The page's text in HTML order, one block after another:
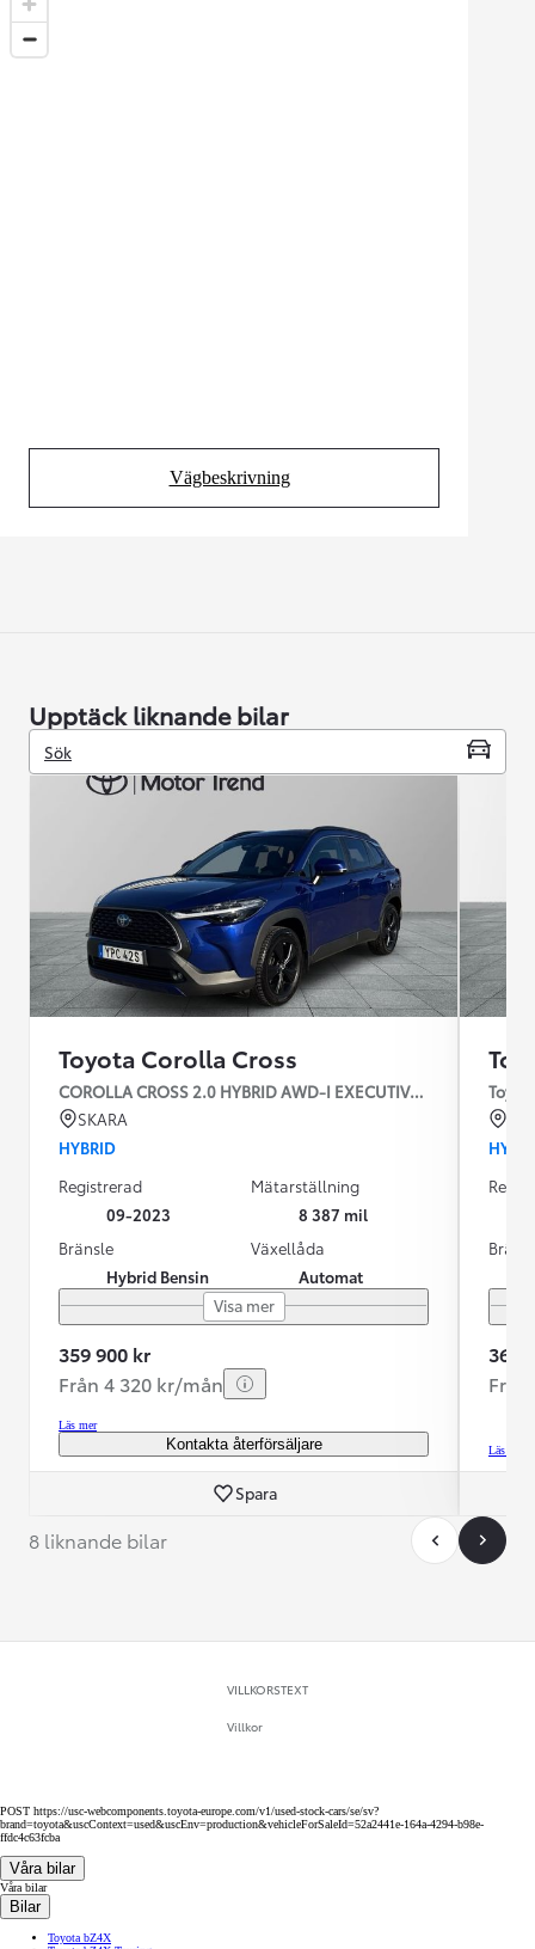
Vägbeskrivning
(Opens in new tab)
Upptäck liknande bilar
Sök
Toyota Corolla Cross
COROLLA CROSS 2.0 HYBRID AWD-I EXECUTIVE SKINN JBL
SKARA
HYBRID
Registrerad
09-2023
Mätarställning
8 387 mil
Bränsle
Hybrid Bensin
Växellåda
Automat
Visa mer
359 900 kr
Från 4 320 kr/mån
Läs mer
Kontakta återförsäljare
Spara
369
Läs mer
8 liknande bilar
VILLKORSTEXT
Villkor
POST https://usc-webcomponents.toyota-europe.com/v1/used-stock-cars/se/sv?
brand=toyota&uscContext=used&uscEnv=production&vehicleForSaleId=52a2441e-164a-4294-b98e-
ffdc4c63fcba
Våra bilar
Våra bilar
Bilar
Toyota bZ4X